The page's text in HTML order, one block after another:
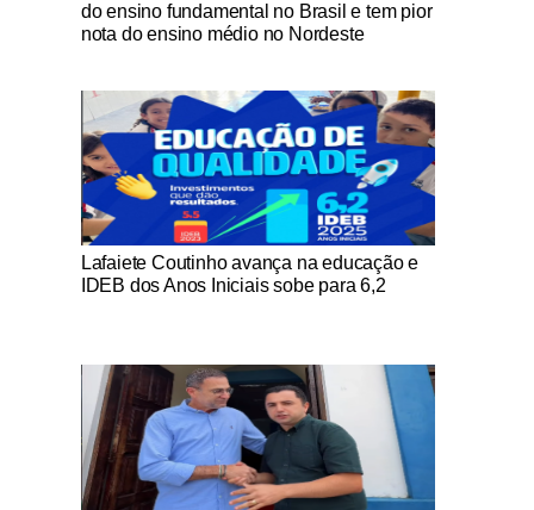
do ensino fundamental no Brasil e tem pior
nota do ensino médio no Nordeste
Notícias Católicas
Lafaiete Coutinho avança na educação e
IDEB dos Anos Iniciais sobe para 6,2